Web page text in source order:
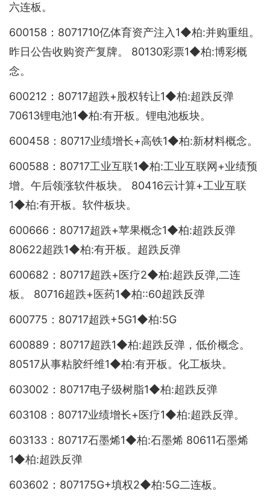
六连板。
600158：8071710亿体育资产注入1◆柏:并购重组。
昨日公告收购资产复牌。 80130彩票1◆柏:博彩概
念。
600212：80717超跌+股权转让1◆柏:超跌反弹
70613锂电池1◆柏:有开板。锂电池板块。
600458：80717业绩增长+高铁1◆柏:新材料概念。
600588：80717工业互联1◆柏:工业互联网+业绩预
增。午后领涨软件板块。 80416云计算+工业互联
1◆柏:有开板。软件板块。
600666：80717超跌+苹果概念1◆柏:超跌反弹
80622超跌1◆柏:有开板。超跌反弹
600682：80717超跌+医疗2◆柏:超跌反弹,二连
板。 80716超跌+医药1◆柏::60超跌反弹
600775：80717超跌+5G1◆柏:5G
600889：80717超跌1◆柏:超跌反弹，低价概念。
80517从事粘胶纤维1◆柏:有开板。化工板块。
603002：80717电子级树脂1◆柏:超跌反弹
603108：80717业绩增长+医疗1◆柏:超跌反弹。
603133：80717石墨烯1◆柏:石墨烯 80611石墨烯
1◆柏:超跌反弹
603602：807175G+填权2◆柏:5G二连板。